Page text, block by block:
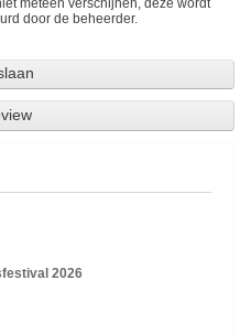
door de beheerder.
2026